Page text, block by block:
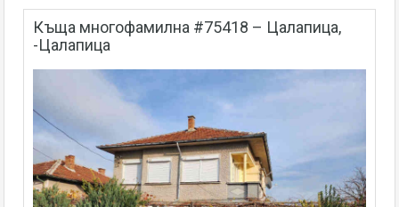
къща многофамилна #75418 – Цалапица,
-Цалапица